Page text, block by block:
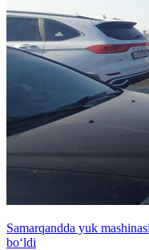
Samarqandda yuk
bo‘ldi